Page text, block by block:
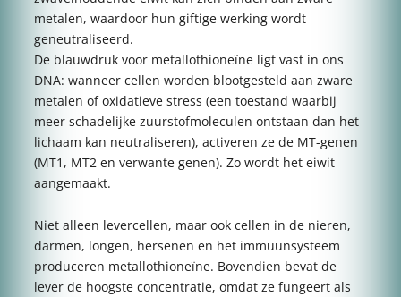
metalen, waardoor hun giftige werking wordt
geneutraliseerd.
De blauwdruk voor metallothioneïne ligt vast in ons
DNA: wanneer cellen worden blootgesteld aan zware
metalen of oxidatieve stress (een toestand waarbij
meer schadelijke zuurstofmoleculen ontstaan dan het
lichaam kan neutraliseren), activeren ze de MT-genen
(MT1, MT2 en verwante genen). Zo wordt het eiwit
aangemaakt.
Niet alleen levercellen, maar ook cellen in de nieren,
darmen, longen, hersenen en het immuunsysteem
produceren metallothioneïne. Bovendien bevat de
lever de hoogste concentratie, omdat ze fungeert als